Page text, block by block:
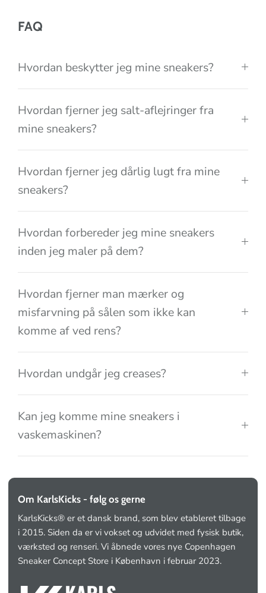
FAQ
Hvordan beskytter jeg mine sneakers?
Hvordan fjerner jeg salt-aflejringer fra
mine sneakers?
Hvordan fjerner jeg dårlig lugt fra mine
sneakers?
Hvordan forbereder jeg mine sneakers
inden jeg maler på dem?
Hvordan fjerner man mærker og
misfarvning på sålen som ikke kan
komme af ved rens?
Hvordan undgår jeg creases?
Kan jeg komme mine sneakers i
vaskemaskinen?
Om KarlsKicks - følg os gerne
KarlsKicks® er et dansk brand, som blev etableret tilbage
i 2015. Siden da er vi vokset og udvidet med fysisk butik,
værksted og renseri. Vi åbnede vores nye Copenhagen
Sneaker Concept Store i København i februar 2023.